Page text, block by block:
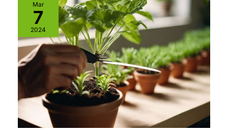
Mar
7
2024